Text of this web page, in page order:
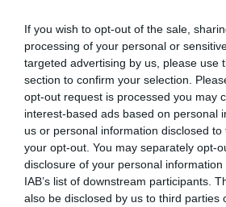
If you wish to opt-out of the sale,
processing of your personal or
targeted advertising by us, please use
section to confirm your selection.
opt-out request is processed you may
interest-based ads based on personal
us or personal information disclosed
your opt-out. You may separately opt-
disclosure of your personal
IAB’s list of downstream participants.
also be disclosed by us to third parties